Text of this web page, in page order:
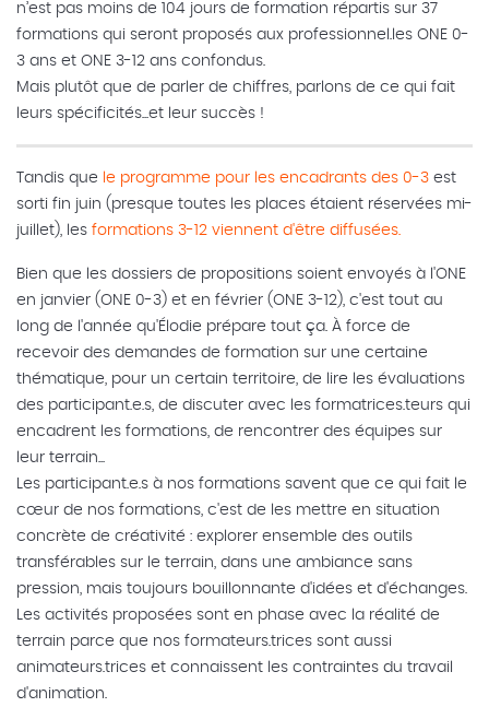
n’est pas moins de 104 jours de formation répartis sur 37
formations qui seront proposés aux professionnel.les ONE 0-
3 ans et ONE 3-12 ans confondus.
Mais plutôt que de parler de chiffres, parlons de ce qui fait
leurs spécificités...et leur succès !
Tandis que le programme pour les encadrants des 0-3 est
sorti fin juin (presque toutes les places étaient réservées mi-
juillet), les formations 3-12 viennent d'être diffusées.
Bien que les dossiers de propositions soient envoyés à l'ONE
en janvier (ONE 0-3) et en février (ONE 3-12), c'est tout au
long de l'année qu'Élodie prépare tout ça. À force de
recevoir des demandes de formation sur une certaine
thématique, pour un certain territoire, de lire les évaluations
des participant.e.s, de discuter avec les formatrices.teurs qui
encadrent les formations, de rencontrer des équipes sur
leur terrain...
Les participant.e.s à nos formations savent que ce qui fait le
cœur de nos formations, c'est de les mettre en situation
concrète de créativité : explorer ensemble des outils
transférables sur le terrain, dans une ambiance sans
pression, mais toujours bouillonnante d'idées et d'échanges.
Les activités proposées sont en phase avec la réalité de
terrain parce que nos formateurs.trices sont aussi
animateurs.trices et connaissent les contraintes du travail
d'animation.